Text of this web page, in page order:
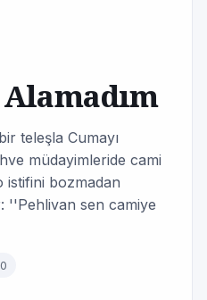
teleşla Cumayı
müdayimleride cami
bozmadan
''Pehlivan sen camiye
0